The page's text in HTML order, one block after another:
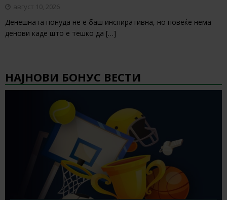
август 10, 2026
Денешната понуда не е баш инспиративна, но повеќе нема
денови каде што е тешко да […]
НАЈНОВИ БОНУС ВЕСТИ